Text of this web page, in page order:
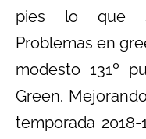
pies lo que
Problemas en
modesto 131º
Green.
temporada